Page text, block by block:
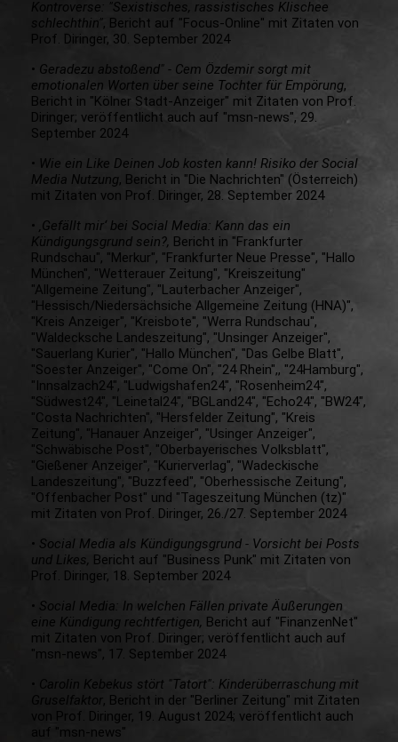
Kontroverse: "Sexistisches, rassistisches Klischee
schlechthin", Bericht auf "Focus-Online" mit Zitaten von
Prof. Diringer, 30. September 2024
• Geradezu abstoßend" - Cem Özdemir sorgt mit
emotionalen Worten über seine Tochter für Empörung,
Bericht in "Kölner Stadt-Anzeiger" mit Zitaten von Prof.
Diringer; veröffentlicht auch auf "msn-news", 29.
September 2024
• Wie ein Like Deinen Job kosten kann! Risiko der Social
Media Nutzung, Bericht in "Die Nachrichten" (Österreich)
mit Zitaten von Prof. Diringer, 28. September 2024
• ‚Gefällt mir‘ bei Social Media: Kann das ein
Kündigungsgrund sein?, Bericht in "Frankfurter
Rundschau", "Merkur", "Frankfurter Neue Presse", "Hallo
München", "Wetterauer Zeitung", "Kreiszeitung"
"Allgemeine Zeitung", "Lauterbacher Anzeiger",
"Hessisch/Niedersächsiche Allgemeine Zeitung (HNA)",
"Kreis Anzeiger", "Kreisbote", "Werra Rundschau",
"Waldecksche Landeszeitung", "Unsinger Anzeiger",
"Sauerlang Kurier", "Hallo München", "Das Gelbe Blatt",
"Soester Anzeiger", "Come On", "24 Rhein",, "24Hamburg",
"Innsalzach24", "Ludwigshafen24", "Rosenheim24",
"Südwest24", "Leinetal24", "BGLand24", "Echo24", "BW24",
"Costa Nachrichten", "Hersfelder Zeitung", "Kreis
Zeitung", "Hanauer Anzeiger", "Usinger Anzeiger",
"Schwäbische Post", "Oberbayerisches Volksblatt",
"Gießener Anzeiger", "Kurierverlag", "Wadeckische
Landeszeitung", "Buzzfeed", "Oberhessische Zeitung",
"Offenbacher Post" und "Tageszeitung München (tz)"
mit Zitaten von Prof. Diringer, 26./27. September 2024
• Social Media als Kündigungsgrund - Vorsicht bei Posts
und Likes, Bericht auf "Business Punk" mit Zitaten von
Prof. Diringer, 18. September 2024
• Social Media: In welchen Fällen private Äußerungen
eine Kündigung rechtfertigen, Bericht auf "FinanzenNet"
mit Zitaten von Prof. Diringer; veröffentlicht auch auf
"msn-news", 17. September 2024
Carolin Kebekus stört "Tatort": Kinderüberraschung mit
Gruselfaktor, Bericht in der "Berliner Zeitung" mit Zitaten
von Prof. Diringer, 19. August 2024; veröffentlicht auch
auf "msn-news"